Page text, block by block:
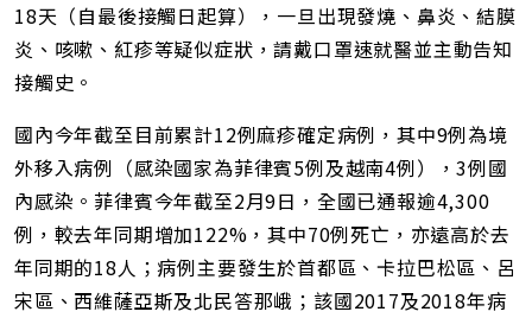
18天（自最後接觸日起算），一旦出現發燒、鼻炎、結膜
炎、咳嗽、紅疹等疑似症狀，請戴口罩速就醫並主動告知
接觸史。
國內今年截至目前累計12例麻疹確定病例，其中9例為境
外移入病例（感染國家為菲律賓5例及越南4例），3例國
內感染。菲律賓今年截至2月9日，全國已通報逾4,300
例，較去年同期增加122%，其中70例死亡，亦遠高於去
年同期的18人；病例主要發生於首都區、卡拉巴松區、呂
宋區、西維薩亞斯及北民答那峨；該國2017及2018年病